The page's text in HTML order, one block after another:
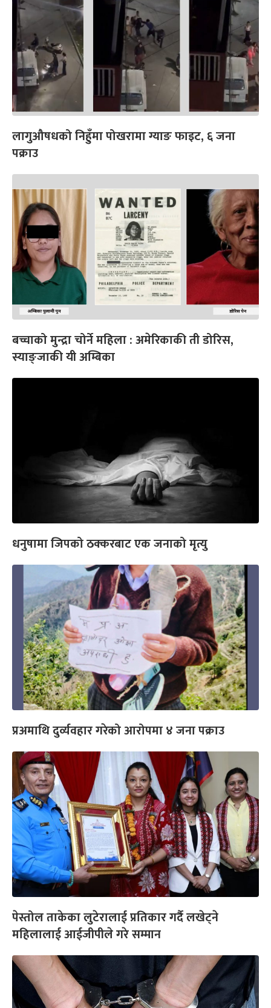
लागुऔषधको निहुँमा पोखरामा ग्याङ फाइट, ६ जना
पक्राउ
बच्चाको मुन्द्रा चोर्ने महिला : अमेरिकाकी ती डोरिस,
स्याङ्जाकी यी अम्बिका
धनुषामा जिपको ठक्करबाट एक जनाको मृत्यु
प्रअमाथि दुर्व्यवहार गरेको आरोपमा ४ जना पक्राउ
पेस्तोल ताकेका लुटेरालाई प्रतिकार गर्दै लखेट्ने
महिलालाई आईजीपीले गरे सम्मान